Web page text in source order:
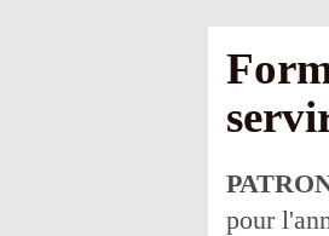
pour